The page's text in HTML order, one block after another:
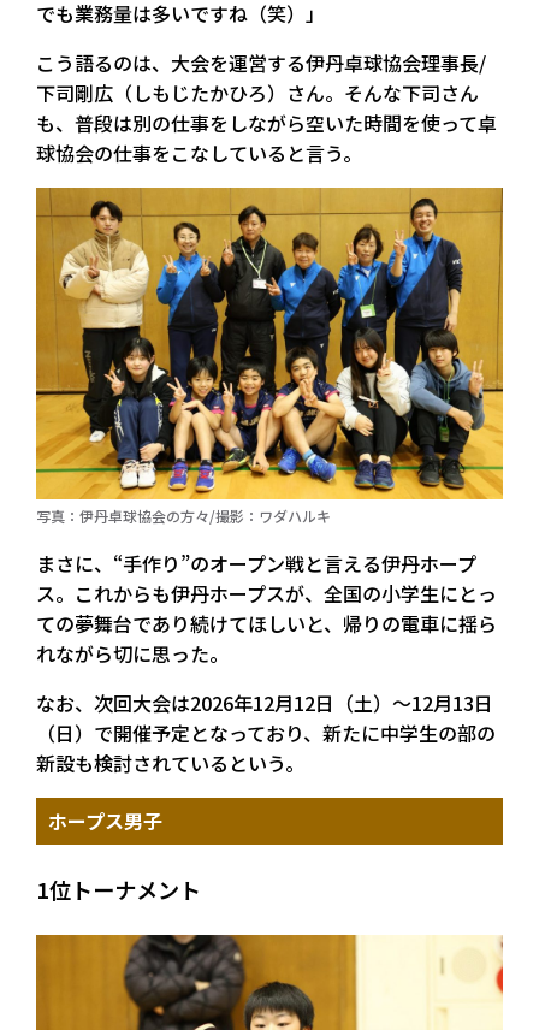
でも業務量は多いですね（笑）」
こう語るのは、大会を運営する伊丹卓球協会理事長/
下司剛広（しもじたかひろ）さん。そんな下司さん
も、普段は別の仕事をしながら空いた時間を使って卓
球協会の仕事をこなしていると言う。
写真：伊丹卓球協会の方々/撮影：ワダハルキ
まさに、“手作り”のオープン戦と言える伊丹ホープ
ス。これからも伊丹ホープスが、全国の小学生にとっ
ての夢舞台であり続けてほしいと、帰りの電車に揺ら
れながら切に思った。
なお、次回大会は2026年12月12日（土）～12月13日
（日）で開催予定となっており、新たに中学生の部の
新設も検討されているという。
ホープス男子
1位トーナメント